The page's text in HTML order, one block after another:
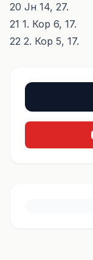
20 Јн 14, 27.
21 1. Кор 6, 17.
22 2. Кор 5, 17.